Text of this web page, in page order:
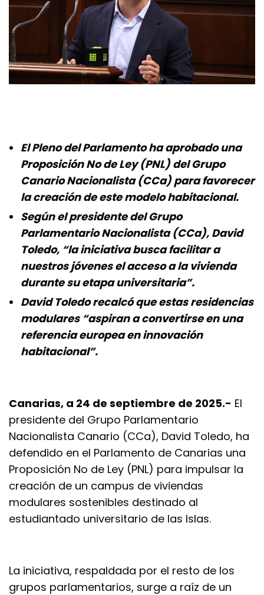
El Pleno del Parlamento ha aprobado una
Proposición No de Ley (PNL) del Grupo
Canario Nacionalista (CCa) para favorecer
la creación de este modelo habitacional.
Según el presidente del Grupo
Parlamentario Nacionalista (CCa), David
Toledo, “la iniciativa busca facilitar a
nuestros jóvenes el acceso a la vivienda
durante su etapa universitaria”.
David Toledo recalcó que estas residencias
modulares “aspiran a convertirse en una
referencia europea en innovación
habitacional”.
Canarias, a 24 de septiembre de 2025.- El
presidente del Grupo Parlamentario
Nacionalista Canario (CCa), David Toledo, ha
defendido en el Parlamento de Canarias una
Proposición No de Ley (PNL) para impulsar la
creación de un campus de viviendas
modulares sostenibles destinado al
estudiantado universitario de las Islas.
La iniciativa, respaldada por el resto de los
grupos parlamentarios, surge a raíz de un